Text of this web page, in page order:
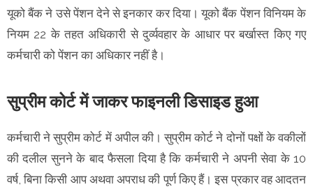
यूको बैंक ने उसे पेंशन देने से इनकार कर दिया। यूको बैंक पेंशन विनियम के
नियम 22 के तहत अधिकारी से दुर्व्यवहार के आधार पर बर्खास्त किए गए
कर्मचारी को पेंशन का अधिकार नहीं है।
सुप्रीम कोर्ट में जाकर फाइनली डिसाइड हुआ
कर्मचारी ने सुप्रीम कोर्ट में अपील की। सुप्रीम कोर्ट ने दोनों पक्षों के वकीलों
की दलील सुनने के बाद फैसला दिया है कि कर्मचारी ने अपनी सेवा के 10
वर्ष, बिना किसी आप अथवा अपराध की पूर्ण किए हैं। इस प्रकार वह आदतन